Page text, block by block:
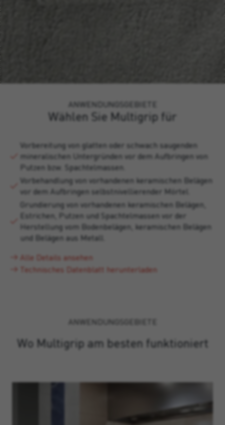
ANWENDUNGSGEBIETE
Wählen Sie Multigrip für
Vorbereitung von glatten oder schwach saugenden
mineralischen Untergründen vor dem Aufbringen von
Putzen bzw. Spachtelmassen.
Vorbehandlung von vorhandenen keramischen Belägen
vor dem Aufbringen selbstnivellierender Mörtel.
Grundierung von vorhandenen keramischen Belägen,
Estrichen, Putzen und Spachtelmassen vor der
Herstellung vom Bodenbelägen, keramischen Belägen
und Belägen aus Metall.
Alle Details ansehen
Technisches Datenblatt herunterladen
ANWENDUNGSGEBIETE
Wo Multigrip am besten funktioniert